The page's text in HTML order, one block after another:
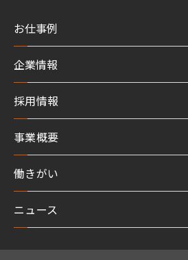
お仕事例
企業情報
採用情報
事業概要
働きがい
ニュース